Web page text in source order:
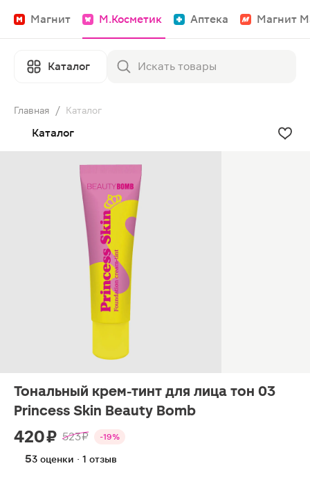
Магнит М.Косметик Аптека Магнит
Каталог
Главная / Каталог
Каталог
Тональный крем-тинт для лица тон 03
Princess Skin Beauty Bomb
420 ₽ 523 ₽ -19%
53 оценки · 1 отзыв